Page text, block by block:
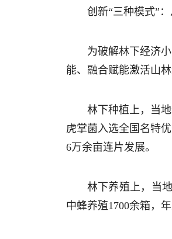
创新“三种模式”
为破解林下经济
能、融合赋能激活山林
林下种植上，当
虎掌菌入选全国名特
6万余亩连片发展。
林下养殖上，当
中蜂养殖1700余箱，